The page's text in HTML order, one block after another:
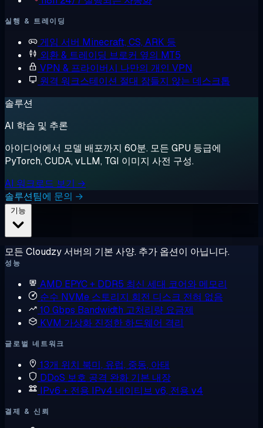
실행 & 트레이딩
게임 서버 Minecraft, CS, ARK 등
외환 & 트레이딩 브로커 옆의 MT5
VPN & 프라이버시 나만의 개인 VPN
원격 워크스테이션 절대 잠들지 않는 데스크톱
솔루션
AI 학습 및 추론
아이디어에서 모델 배포까지 60분. 모든 GPU 등급에
PyTorch, CUDA, vLLM, TGI 이미지 사전 구성.
AI 워크로드 보기 →
솔루션팀에 문의 →
모든 Cloudzy 서버의 기본 사양. 추가 옵션이 아닙니다.
성능
AMD EPYC + DDR5 최신 세대 코어와 메모리
순수 NVMe 스토리지 회전 디스크 전혀 없음
10 Gbps Bandwidth 고처리량 요금제
KVM 가상화 진정한 하드웨어 격리
글로벌 네트워크
13개 위치 북미, 유럽, 중동, 아태
DDoS 보호 공격 완화 기본 내장
IPv6 + 전용 IPv4 네이티브 v6, 전용 v4
결제 & 신뢰